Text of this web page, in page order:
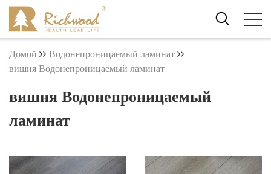
Домой
Водонепроницаемый ламинат
вишня Водонепроницаемый ламинат
вишня Водонепроницаемый
ламинат